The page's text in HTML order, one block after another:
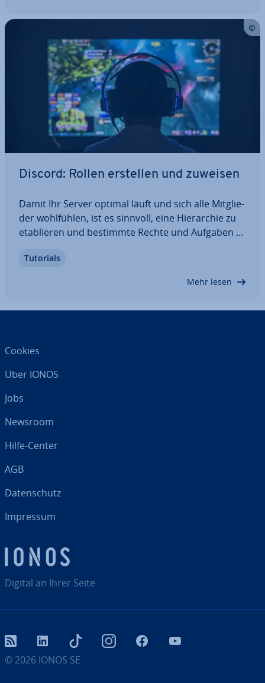
Discord: Rollen erstellen und zuweisen
Damit Ihr Server optimal läuft und sich alle Mit­glie­
der wohl­füh­len, ist es sinnvoll, eine Hier­ar­chie zu
eta­blie­ren und bestimmte Rechte und Aufgaben zu
erstellen und zuweisen und so dafür sorgen, dass
Tutorials
Mehr lesen
Digital an Ihrer Seite
Cookies
Über IONOS
Jobs
Newsroom
Hilfe-Center
AGB
Da­ten­schutz
Impressum
© 2026 IONOS SE
RSS LinkedIn tiktok InstagramFacebook